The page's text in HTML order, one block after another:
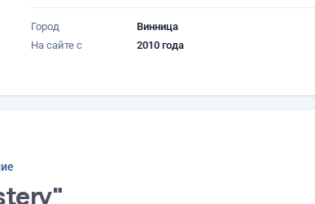
Город
Винница
На сайте с
2010 года